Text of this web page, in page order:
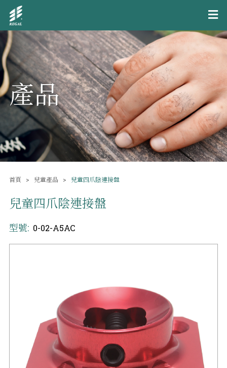
產品
首頁 兒童產品 兒童四爪陰連接盤
兒童四爪陰連接盤
型號: 0-02-A5AC